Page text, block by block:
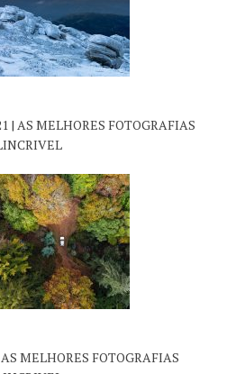
| AS MELHORES FOTOGRAFIAS
MELHORES FOTOGRAFIAS